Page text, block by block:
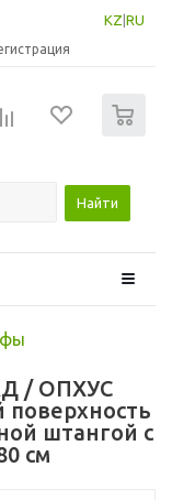
KZ RU
Найти
/ ОПХУС
штангой с
см